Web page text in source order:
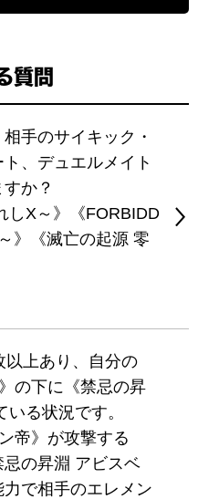
質問
手のサイキック・
、デュエルメイト
か？
しX～》《FORBIDD
》《滅亡の起源 零
以上あり、自分の
の下に《禁忌の昇
る状況です。
帝》が攻撃する
の昇淵 アビスベ
で相手のエレメン